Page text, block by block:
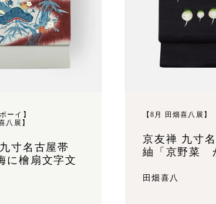
ーイ】
八展】
寸名古屋帯
に檜扇文字文
【8月 田畑喜八展】
京友禅 九寸
紬「京野菜
田畑喜八